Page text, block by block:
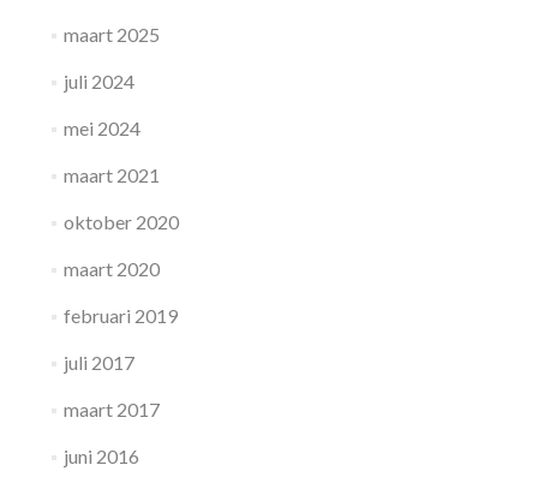
maart 2025
juli 2024
mei 2024
maart 2021
oktober 2020
maart 2020
februari 2019
juli 2017
maart 2017
juni 2016